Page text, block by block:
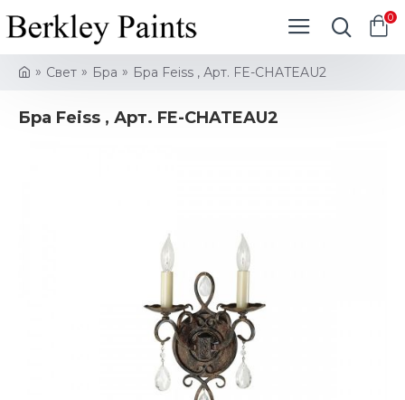
0
Свет Бра Бра Feiss , Арт. FE-CHATEAU2
Бра Feiss , Арт. FE-CHATEAU2